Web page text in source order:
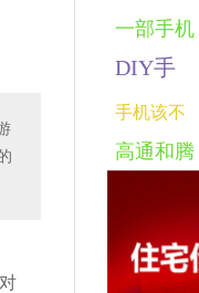
一部手机
DIY手
手机该不
高通和腾